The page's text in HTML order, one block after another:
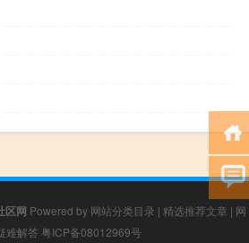
区网 Powered by 网站分类目录 | 精选推荐文章 | 网
难解答 粤ICP备08012969号